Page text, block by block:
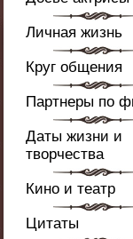
Личная жизнь
Круг общения
Партнеры по
Даты жизни и
творчества
Кино и театр
Цитаты